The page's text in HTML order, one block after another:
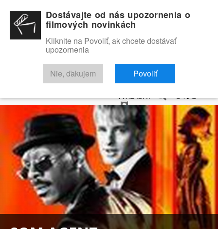
RECENZIE TRAILERY FILMOVÁ DATABÁZA
VYHĽADAŤ O NÁS
Dostávajte od nás upozornenia o
filmových novinkách
Kliknite na Povoliť, ak chcete dostávať
upozornenia
Nie, ďakujem Povoliť